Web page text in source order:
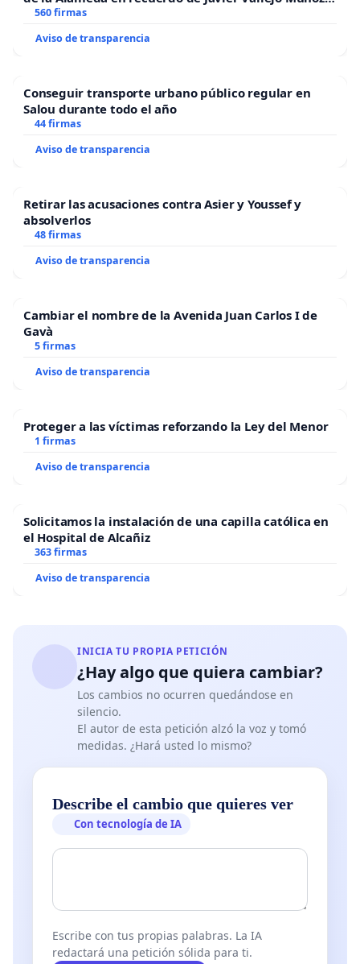
“Mazinger”
560 firmas
Aviso de transparencia
Conseguir transporte urbano público regular en
Salou durante todo el año
44 firmas
Aviso de transparencia
Retirar las acusaciones contra Asier y Youssef y
absolverlos
48 firmas
Aviso de transparencia
Cambiar el nombre de la Avenida Juan Carlos I de
Gavà
5 firmas
Aviso de transparencia
Proteger a las víctimas reforzando la Ley del Menor
1 firmas
Aviso de transparencia
Solicitamos la instalación de una capilla católica en
el Hospital de Alcañiz
363 firmas
Aviso de transparencia
INICIA TU PROPIA PETICIÓN
¿Hay algo que quiera cambiar?
Los cambios no ocurren quedándose en
silencio.
El autor de esta petición alzó la voz y tomó
medidas. ¿Hará usted lo mismo?
Describe el cambio que quieres ver
Con tecnología de IA
Escribe con tus propias palabras. La IA
redactará una petición sólida para ti.